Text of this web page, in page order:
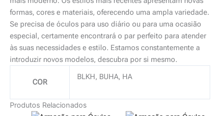
formas, cores e materiais, oferecendo uma ampla variedade.
Se precisa de óculos para uso diário ou para uma ocasião
especial, certamente encontrará o par perfeito para atender
às suas necessidades e estilo. Estamos constantemente a
introduzir novos modelos, descubra por si mesmo.
COR
BLKH, BUHA, HA
Produtos Relacionados